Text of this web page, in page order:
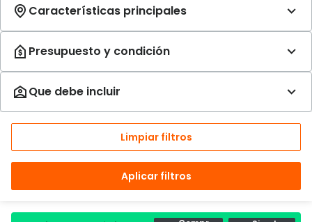
Limpiar filtros
Aplicar filtros